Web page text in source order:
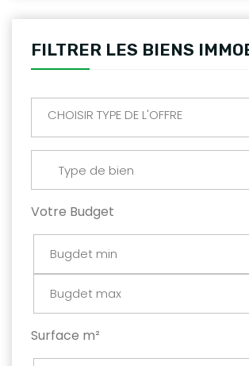
FILTRER LES BIENS
CHOISIR TYPE DE L'OFFRE
Type de bien
Votre Budget
Surface m²